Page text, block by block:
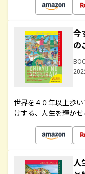
今
の
世界を４０年以上歩
けする、人生を輝か
人